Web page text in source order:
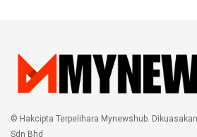
© Hakcipta Terpelihara Mynewshub.
Sdn Bhd